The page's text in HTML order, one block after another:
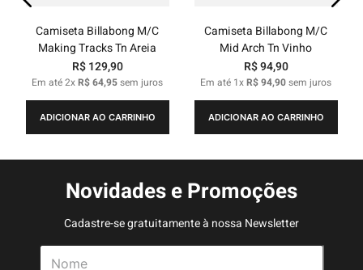
Camiseta Billabong M/C
Making Tracks Tn Areia
R$ 129,90
Em até2xR$64,95sem juros
ADICIONAR AO CARRINHO
Camiseta Billabong M/C
Mid Arch Tn Vinho
R$94,90
Em até 1xR$94,90sem juros
ADICIONAR AO CARRINHO
Novidades e Promoções
Cadastre-se gratuitamente à nossa Newsletter